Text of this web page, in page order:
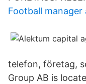
Football
telefon, företag,
Group AB is